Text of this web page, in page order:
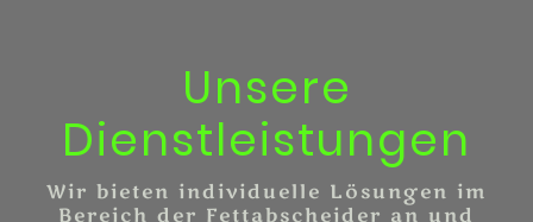
Unsere
Dienstleistungen
Wir bieten individuelle Lösungen im
Bereich der Fettabscheider an und